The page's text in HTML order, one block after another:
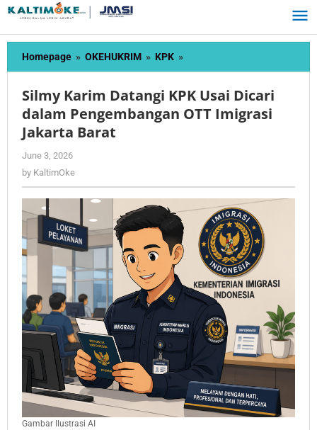
Skip
content
Homepage » OKEHUKRIM » KPK »
Karim
KPK
Usai
Imigrasi
Jakarta
Barat
Silmy Karim Datangi KPK Usai Dicari
dalam Pengembangan OTT Imigrasi
Jakarta Barat
June 3, 2026
by KaltimOke
Gambar Ilustrasi AI